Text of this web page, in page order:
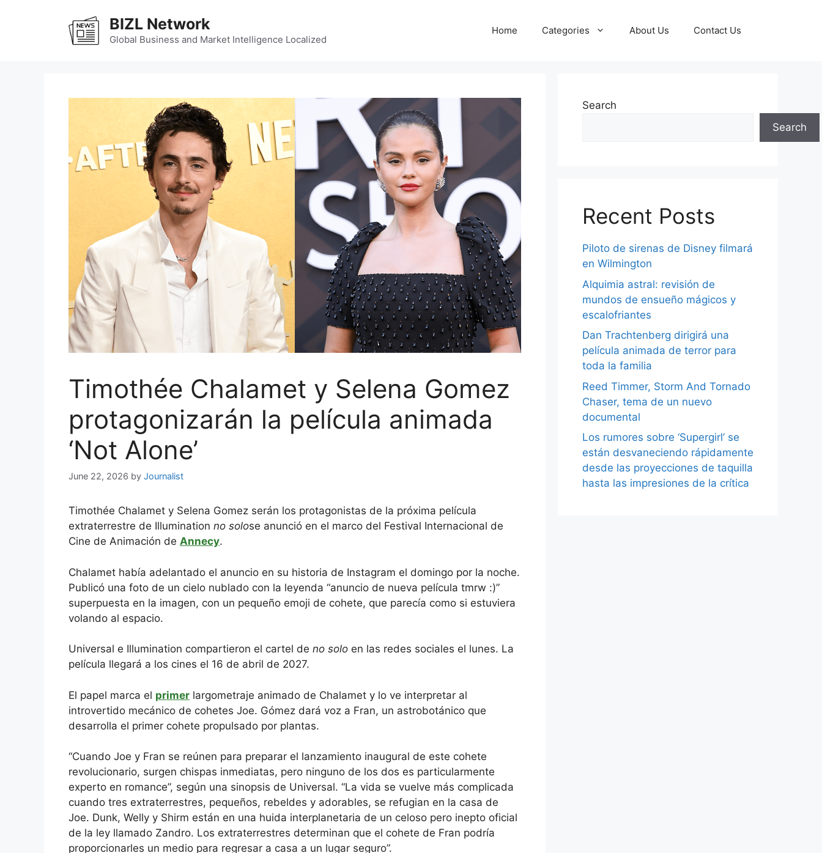
BIZL Network
Global Business and Market Intelligence Localized
Home Categories About Us Contact Us
Timothée Chalamet y Selena Gomez
protagonizarán la película animada
‘Not Alone’
June 22, 2026 by Journalist
Timothée Chalamet y Selena Gomez serán los protagonistas de la próxima película
extraterrestre de Illumination no solose anunció en el marco del Festival Internacional de
Cine de Animación de Annecy.
Chalamet había adelantado el anuncio en su historia de Instagram el domingo por la noche.
Publicó una foto de un cielo nublado con la leyenda “anuncio de nueva película tmrw :)”
superpuesta en la imagen, con un pequeño emoji de cohete, que parecía como si estuviera
volando al espacio.
Universal e Illumination compartieron el cartel de no solo en las redes sociales el lunes. La
película llegará a los cines el 16 de abril de 2027.
El papel marca el primer largometraje animado de Chalamet y lo ve interpretar al
introvertido mecánico de cohetes Joe. Gómez dará voz a Fran, un astrobotánico que
desarrolla el primer cohete propulsado por plantas.
“Cuando Joe y Fran se reúnen para preparar el lanzamiento inaugural de este cohete
revolucionario, surgen chispas inmediatas, pero ninguno de los dos es particularmente
experto en romance”, según una sinopsis de Universal. “La vida se vuelve más complicada
cuando tres extraterrestres, pequeños, rebeldes y adorables, se refugian en la casa de
Joe. Dunk, Welly y Shirm están en una huida interplanetaria de un celoso pero inepto oficial
de la ley llamado Zandro. Los extraterrestres determinan que el cohete de Fran podría
proporcionarles un medio para regresar a casa a un lugar seguro”.
Search
Search
Recent Posts
Piloto de sirenas de Disney filmará
en Wilmington
Alquimia astral: revisión de
mundos de ensueño mágicos y
escalofriantes
Dan Trachtenberg dirigirá una
película animada de terror para
toda la familia
Reed Timmer, Storm And Tornado
Chaser, tema de un nuevo
documental
Los rumores sobre ‘Supergirl’ se
están desvaneciendo rápidamente
desde las proyecciones de taquilla
hasta las impresiones de la crítica